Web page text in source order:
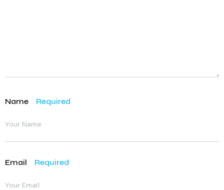
Name Required
Email Required